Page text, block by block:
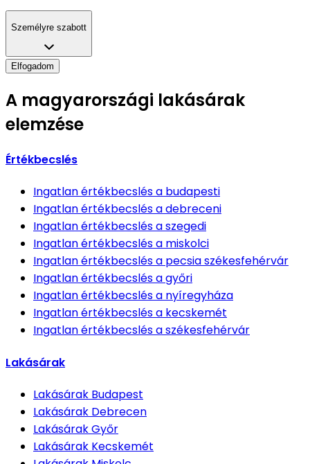
Személyre szabott
Elfogadom
A magyarországi lakásárak
elemzése
Értékbecslés
Ingatlan értékbecslésa budapesti
Ingatlan értékbecslésa debreceni
Ingatlan értékbecslésa szegedi
Ingatlan értékbecslésa miskolci
Ingatlan értékbecslésa pecsia székesfehérvár
Ingatlan értékbecslésa győri
Ingatlan értékbecslésa nyíregyháza
Ingatlan értékbecslésa kecskemét
Ingatlan értékbecslésa székesfehérvár
Lakásárak
Lakásárak Budapest
Lakásárak Debrecen
LakásárakGyőr
Lakásárak Kecskemét